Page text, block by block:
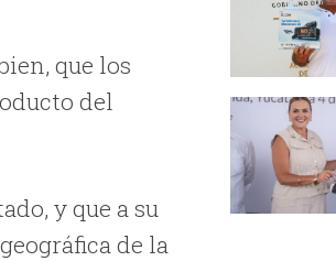
que los
del
y que a su
de la